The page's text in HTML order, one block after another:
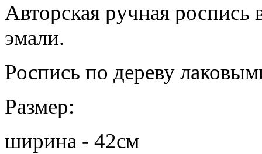
Авторская ручная роспись
эмали.
Роспись по дереву
Размер:
ширина - 42см